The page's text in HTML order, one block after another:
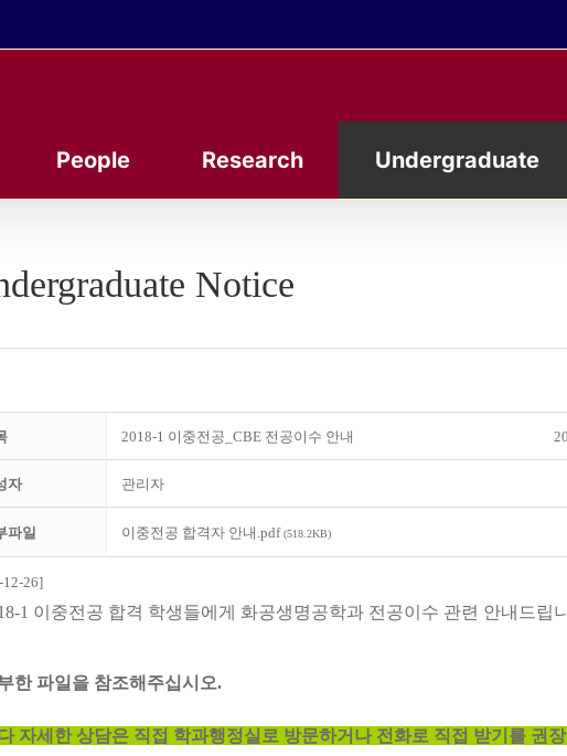
People Research Undergraduate
Notice
2018-1 이중전공_CBE 전공이수 안내
자 관리자
파일 이중전공 합격자 안내.pdf(518.2KB)
12-26]
1 이중전공 합격 학생들에게 화공생명공학과 전공이수 관련 안내드립
한 파일을 참조해주십시오.
자세한 상담은 직접 학과행정실로 방문하거나 전화로 직접 받기를 권